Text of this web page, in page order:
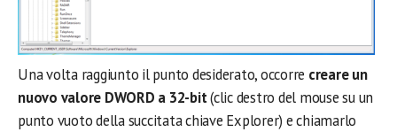
Una volta raggiunto il punto desiderato, occorre creare un
nuovo valore DWORD a 32-bit(clic destro del mouse su un
punto vuoto della succitata chiave Explorer) e chiamarlo